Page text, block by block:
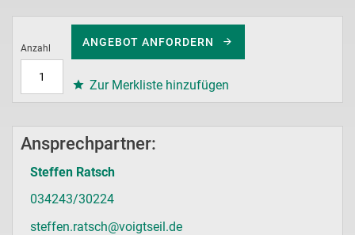
Anzahl
ANGEBOT ANFORDERN
Zur Merkliste hinzufügen
Ansprechpartner:
Steffen Ratsch
034243/30224
steffen.ratsch@voigtseil.de